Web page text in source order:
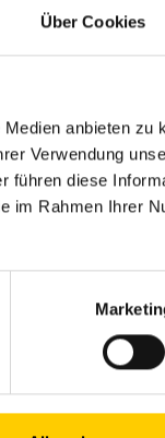
Über Cookies
anbieten zu
Verwendung
führen diese
im Rahmen Ihrer
Uhr